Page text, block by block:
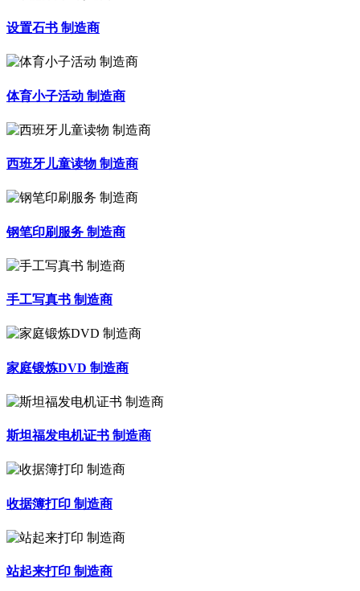
设置石书 制造商
体育小子活动 制造商
西班牙儿童读物 制造商
钢笔印刷服务 制造商
手工写真书 制造商
家庭锻炼DVD 制造商
斯坦福发电机证书 制造商
收据簿打印 制造商
站起来打印 制造商